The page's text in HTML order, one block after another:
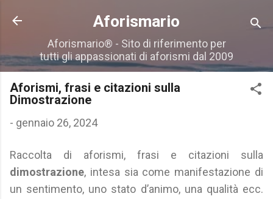
Passa ai contenuti principali
Aforismario
Aforismario® - Sito di riferimento per
tutti gli appassionati di aforismi dal 2009
Aforismi, frasi e citazioni sulla
Dimostrazione
- gennaio 26, 2024
Raccolta di aforismi, frasi e citazioni sulla
dimostrazione, intesa sia come manifestazione di
un sentimento, uno stato d’animo, una qualità ecc.